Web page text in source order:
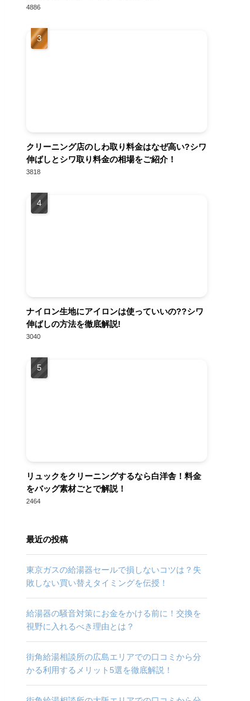
4886
クリーニング店のしわ取り料金はなぜ高い?シワ
伸ばしとシワ取り料金の相場をご紹介！
3818
ナイロン生地にアイロンは使っていいの??シワ
伸ばしの方法を徹底解説!
3040
リュックをクリーニングするなら白洋舎！料金
をバッグ素材ごとで解説！
2464
最近の投稿
東京ガスの給湯器セールで損しないコツは？失
敗しない買い替えタイミングを伝授！
給湯器の騒音対策にお金をかける前に！交換を
視野に入れるべき理由とは？
街角給湯相談所の広島エリアでの口コミから分
かる利用するメリット5選を徹底解説！